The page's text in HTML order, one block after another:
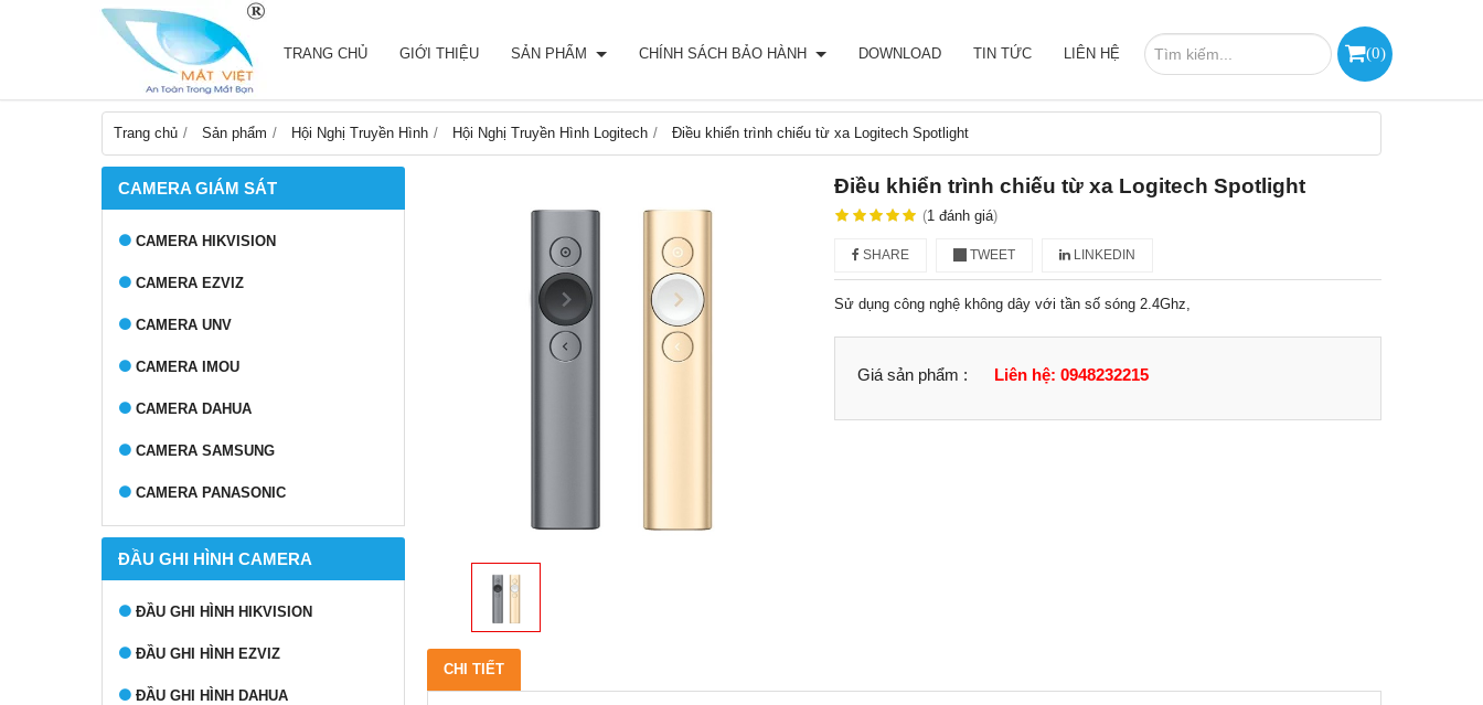
(0)
TRANG CHỦ GIỚI THIỆU SẢN PHẨM CHÍNH SÁCH BẢO HÀNH DOWNLOAD TIN TỨC LIÊN HỆ
Trang chủ Sản phẩm Hội Nghị Truyền Hình Hội Nghị Truyền Hình Logitech Điều khiển trình chiếu từ xa Logitech Spotlight
CAMERA GIÁM SÁT
CAMERA HIKVISION
CAMERA EZVIZ
CAMERA UNV
CAMERA IMOU
CAMERA DAHUA
CAMERA SAMSUNG
CAMERA PANASONIC
ĐẦU GHI HÌNH CAMERA
ĐẦU GHI HÌNH HIKVISION
ĐẦU GHI HÌNH EZVIZ
ĐẦU GHI HÌNH DAHUA
Điều khiển trình chiếu từ xa Logitech Spotlight
(1 đánh giá)
SHARE TWEET LINKEDIN
Sử dụng công nghệ không dây với tần số sóng 2.4Ghz,
Giá sản phẩm : Liên hệ: 0948232215
CHI TIẾT